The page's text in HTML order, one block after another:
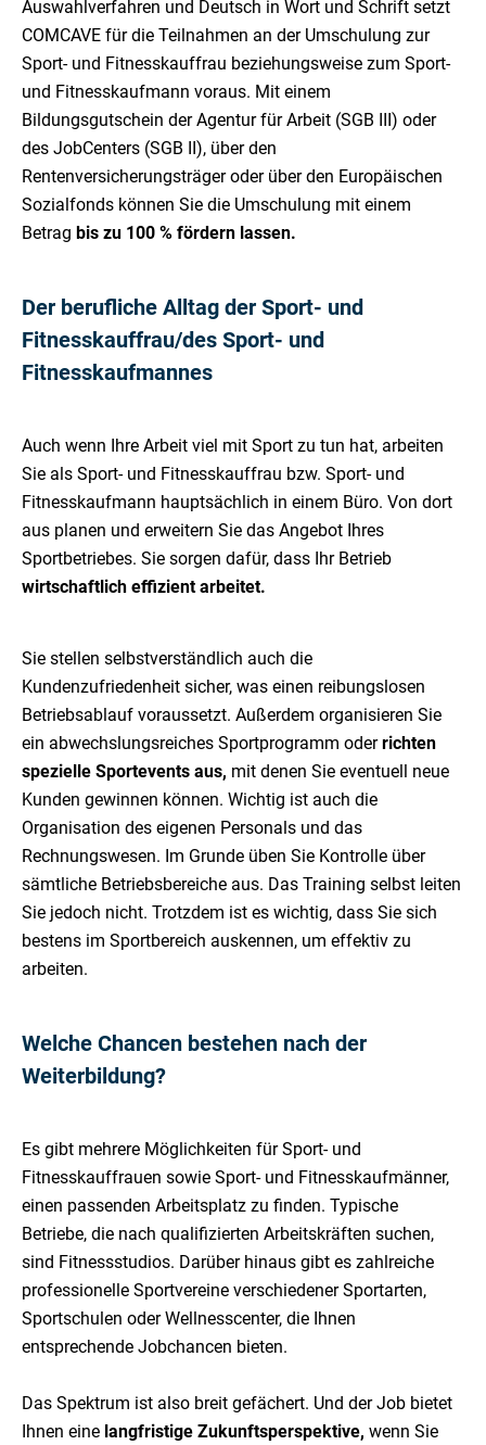
Auswahlverfahren und Deutsch in Wort und Schrift setzt
COMCAVE für die Teilnahmen an der Umschulung zur
Sport- und Fitnesskauffrau beziehungsweise zum Sport-
und Fitnesskaufmann voraus. Mit einem
Bildungsgutschein der Agentur für Arbeit (SGB III) oder
des JobCenters (SGB II), über den
Rentenversicherungsträger oder über den Europäischen
Sozialfonds können Sie die Umschulung mit einem
Betrag bis zu 100 % fördern lassen.
Der berufliche Alltag der Sport- und
Fitnesskauffrau/des Sport- und
Fitnesskaufmannes
Auch wenn Ihre Arbeit viel mit Sport zu tun hat, arbeiten
Sie als Sport- und Fitnesskauffrau bzw. Sport- und
Fitnesskaufmann hauptsächlich in einem Büro. Von dort
aus planen und erweitern Sie das Angebot Ihres
Sportbetriebes. Sie sorgen dafür, dass Ihr Betrieb
wirtschaftlich effizient arbeitet.
Sie stellen selbstverständlich auch die
Kundenzufriedenheit sicher, was einen reibungslosen
Betriebsablauf voraussetzt. Außerdem organisieren Sie
ein abwechslungsreiches Sportprogramm oderrichten
spezielle Sportevents aus, mit denen Sie eventuell neue
Kunden gewinnen können. Wichtig ist auch die
Organisation des eigenen Personals und das
Rechnungswesen. Im Grunde üben Sie Kontrolle über
sämtliche Betriebsbereiche aus. Das Training selbst leiten
Sie jedoch nicht. Trotzdem ist es wichtig, dass Sie sich
bestens im Sportbereich auskennen, um effektiv zu
arbeiten.
Welche Chancen bestehen nach der
Weiterbildung?
Es gibt mehrere Möglichkeiten für Sport- und
Fitnesskauffrauen sowie Sport- und Fitnesskaufmänner,
einen passenden Arbeitsplatz zu finden. Typische
Betriebe, die nach qualifizierten Arbeitskräften suchen,
sind Fitnessstudios. Darüber hinaus gibt es zahlreiche
professionelle Sportvereine verschiedener Sportarten,
Sportschulen oder Wellnesscenter, die Ihnen
entsprechende Jobchancen bieten.
Das Spektrum ist also breit gefächert. Und der Job bietet
Ihnen eine langfristige Zukunftsperspektive, wenn Sie